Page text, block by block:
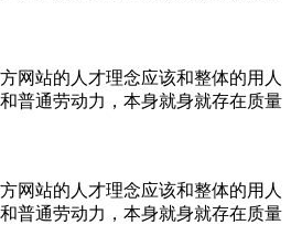
网站的人才理念应该和整体的用人
普通劳动力，本身就身就存在质量
网站的人才理念应该和整体的用人
普通劳动力，本身就身就存在质量